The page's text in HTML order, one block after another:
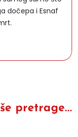
dočepa i Esnaf
pretrage...